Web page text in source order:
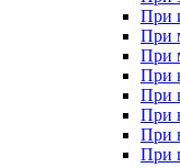
При
При
При
При
При
При
При
При